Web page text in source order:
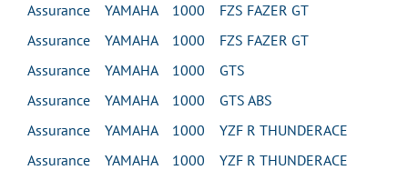
Assurance YAMAHA 1000 FZS FAZER GT
Assurance YAMAHA 1000 FZS FAZER GT
Assurance YAMAHA 1000 GTS
Assurance YAMAHA 1000 GTS ABS
Assurance YAMAHA 1000 YZF R THUNDERACE
Assurance YAMAHA 1000 YZF R THUNDERACE